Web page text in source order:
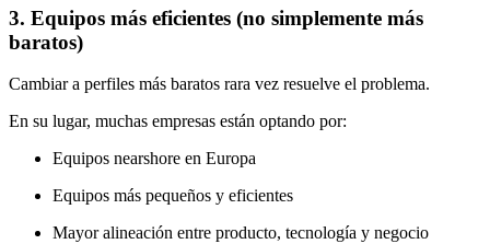
3. Equipos más eficientes (no simplemente más
baratos)
Cambiar a perfiles más baratos rara vez resuelve el problema.
En su lugar, muchas empresas están optando por:
Equipos nearshore en Europa
Equipos más pequeños y eficientes
Mayor alineación entre producto, tecnología y negocio